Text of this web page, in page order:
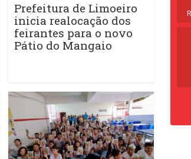
Prefeitura de Limoeiro
inicia realocação dos
feirantes para o novo
Pátio do Mangaio